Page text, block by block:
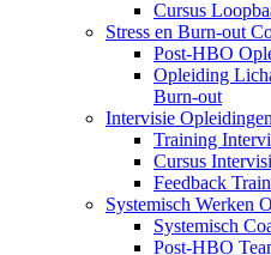
Cursus
Stress en Burn-out
Post-HBO
Opleiding
Burn-out
Intervisie Opleidingen
Training
Cursus
Feedback
Systemisch Werken
Systemisch
Post-HBO